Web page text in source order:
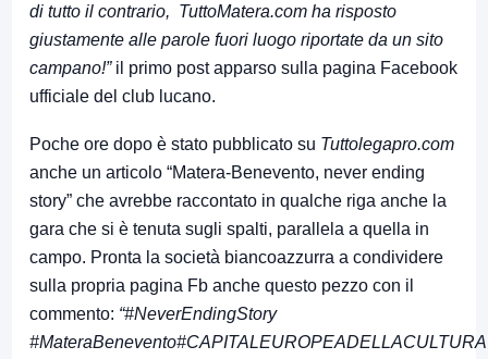
di tutto il contrario, TuttoMatera.com ha risposto
giustamente alle parole fuori luogo riportate da un sito
campano!”il primo post apparso sulla pagina Facebook
ufficiale del club lucano.
Poche ore dopo è stato pubblicato su Tuttolegapro.com
anche un articolo “Matera-Benevento, never ending
story” che avrebbe raccontato in qualche riga anche la
gara che si è tenuta sugli spalti, parallela a quella in
campo. Pronta la società biancoazzurra a condividere
sulla propria pagina Fb anche questo pezzo con il
commento: “‪#‎NeverEndingStory‬
‪#‎MateraBenevento‬‪#‎CAPITALEUROPEADELLACULTURA‬